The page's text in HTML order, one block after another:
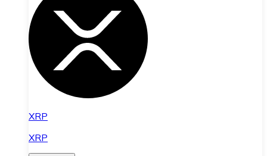
XRP
XRP